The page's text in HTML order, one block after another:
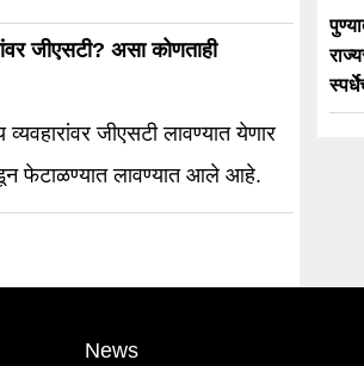
जीएसटी? असा कोणताही
जीएसटी लावण्यात येणार
फेटाळण्यात लावण्यात आले आहे.
News